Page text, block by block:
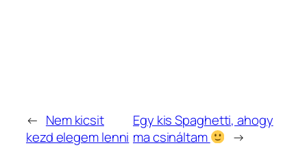
← Nem kicsit
kezd elegem lenni
Egy kis Spaghetti, ahogy
ma csináltam
→